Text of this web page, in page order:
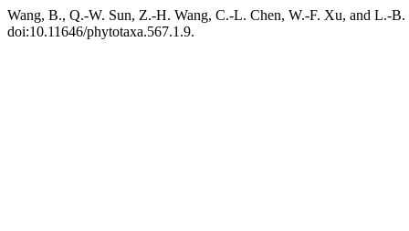
Wang, B., Q.-W. Sun, Z.-H. Wang, C.-L. Chen, W.-F. Xu, and L.-
doi:10.11646/phytotaxa.567.1.9.